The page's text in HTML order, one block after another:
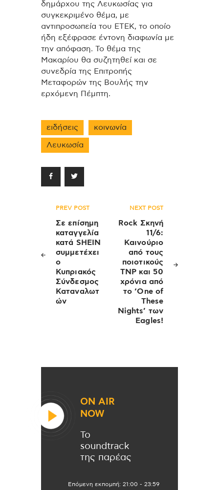
δημάρχου της Λευκωσίας για
συγκεκριμένο θέμα, με
αντιπροσωπεία του ΕΤΕΚ, το οποίο
ήδη εξέφρασε έντονη διαφωνία με
την απόφαση. Το θέμα της
Μακαρίου θα συζητηθεί και σε
συνεδρία της Επιτροπής
Μεταφορών της Βουλής την
ερχόμενη Πέμπτη.
ειδήσεις κοινωνία
Λευκωσία
Πλοήγηση
άρθρων
PREV POST
Σε επίσημη
καταγγελία
κατά SHEIN
συμμετέχει
ο
Κυπριακός
Σύνδεσμος
Καταναλωτ
ών
NEXT POST
Rock Σκηνή
11/6:
Καινούριο
από τους
ποιοτικούς
ΤNP και 50
χρόνια από
το ‘One of
These
Nights’ των
Eagles!
ON AIR
NOW
Το
soundtrack
της παρέας
Επόμενη εκπομπή: 21:00 - 23:59